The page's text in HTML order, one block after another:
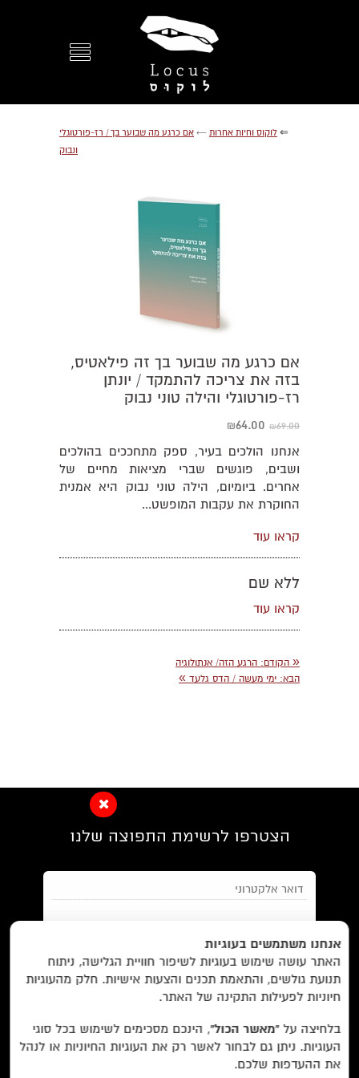
⇐ לוקוס וחיות אחרות ← אם כרגע מה שבוער בך / רז-פורטוגלי
ונבוק
אם כרגע מה שבוער בך זה פילאטיס,
בזה את צריכה להתמקד / יונתן
רז-פורטוגלי והילה טוני נבוק
₪69.00
₪64.00
אנחנו הולכים בעיר, ספק מתחככים בהולכים
ושבים, פוגשים שברי מציאות מחיים של
אחרים. ביומיום, הילה טוני נבוק היא אמנית
החוקרת את עקבות המופשט...
קראו עוד
ללא שם
קראו עוד
« הקודם: הרגע הזה/ אנתולוגיה
הבא: ימי מעשה / הדס גלעד »
הצטרפו לרשימת התפוצה שלנו
מאשר/ת אתתנאי השימוש והצטרפות למאגר הלקוחות וקבלת
הודעות מאתר זה בלבד (לא ספאם)
EN/
Foreign Rights /
מבצעים /
ביקורות/ על לוקוס/ הסדרות/
הסופרים/
צרו קשר/
עוד באתר:
אנחנו משתמשים בעוגיות
האתר עושה שימוש בעוגיות לשיפור חוויית הגלישה, ניתוח
תנועת גולשים, והתאמת תכנים והצעות אישיות. חלק מהעוגיות
חיוניות לפעילות התקינה של האתר.
בלחיצה על“מאשר הכול”, הינכם מסכימים לשימוש בכל סוגי
העוגיות. ניתן גם לבחור לאשר רק את העוגיות החיוניות או לנהל
את ההעדפות שלכם.